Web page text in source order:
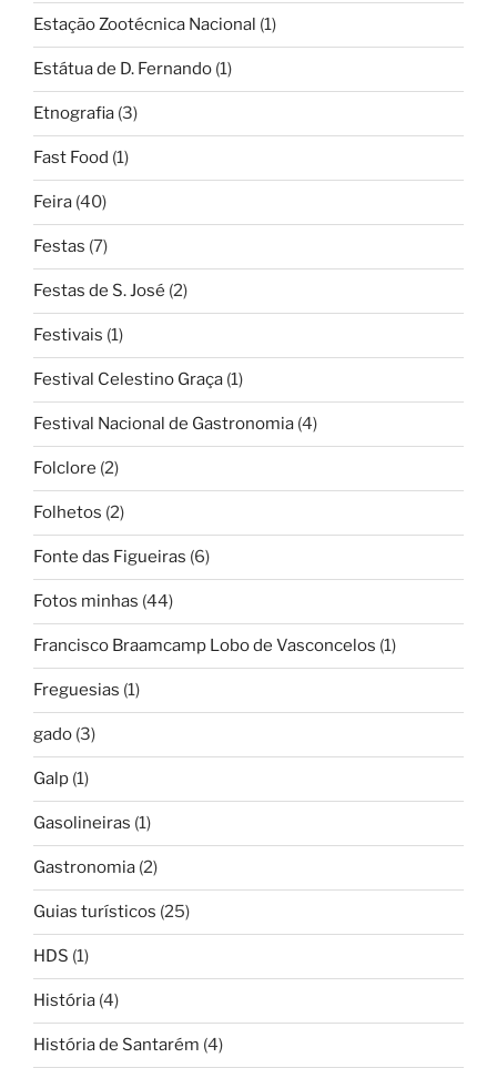
Estação Zootécnica Nacional (1)
Estátua de D. Fernando (1)
Etnografia (3)
Fast Food (1)
Feira (40)
Festas (7)
Festas de S. José (2)
Festivais (1)
Festival Celestino Graça (1)
Festival Nacional de Gastronomia (4)
Folclore (2)
Folhetos (2)
Fonte das Figueiras (6)
Fotos minhas (44)
Francisco Braamcamp Lobo de Vasconcelos (1)
Freguesias (1)
gado (3)
Galp (1)
Gasolineiras (1)
Gastronomia (2)
Guias turísticos (25)
HDS (1)
História (4)
História de Santarém (4)